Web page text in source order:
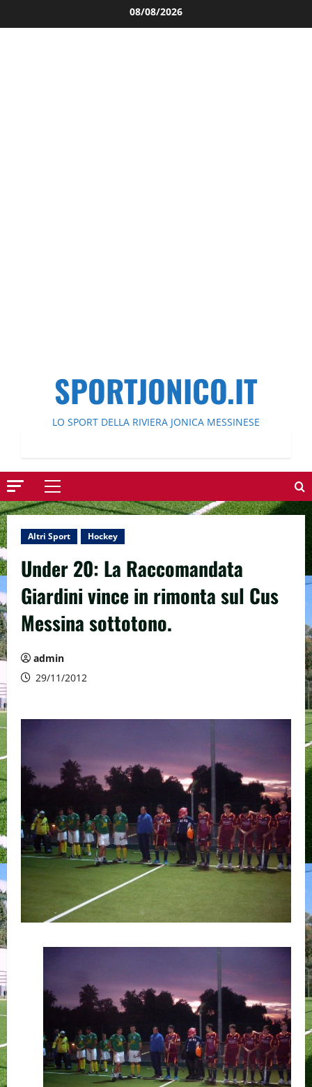
al
08/08/2026
SPORTJONICO.IT
LO SPORT DELLA RIVIERA JONICA MESSINESE
Menu
principale
Altri Sport Hockey
Under 20: La Raccomandata
Giardini vince in rimonta sul Cus
Messina sottotono.
admin
29/11/2012